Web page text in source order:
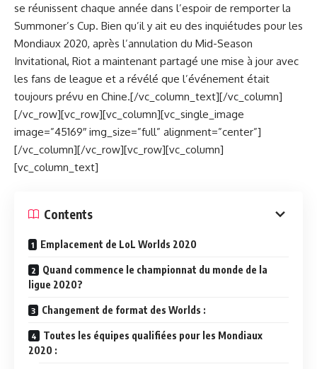
se réunissent chaque année dans l’espoir de remporter la
Summoner’s Cup. Bien qu’il y ait eu des inquiétudes pour les
Mondiaux 2020, après l’annulation du Mid-Season
Invitational, Riot a maintenant partagé une mise à jour avec
les fans de league et a révélé que l’événement était
toujours prévu en Chine.[/vc_column_text][/vc_column]
[/vc_row][vc_row][vc_column][vc_single_image
image=”45169″ img_size=”full” alignment=”center”]
[/vc_column][/vc_row][vc_row][vc_column]
[vc_column_text]
Contents
Emplacement de LoL Worlds 2020
Quand commence le championnat du monde de la
ligue 2020?
Changement de format des Worlds :
Toutes les équipes qualifiées pour les Mondiaux
2020 :